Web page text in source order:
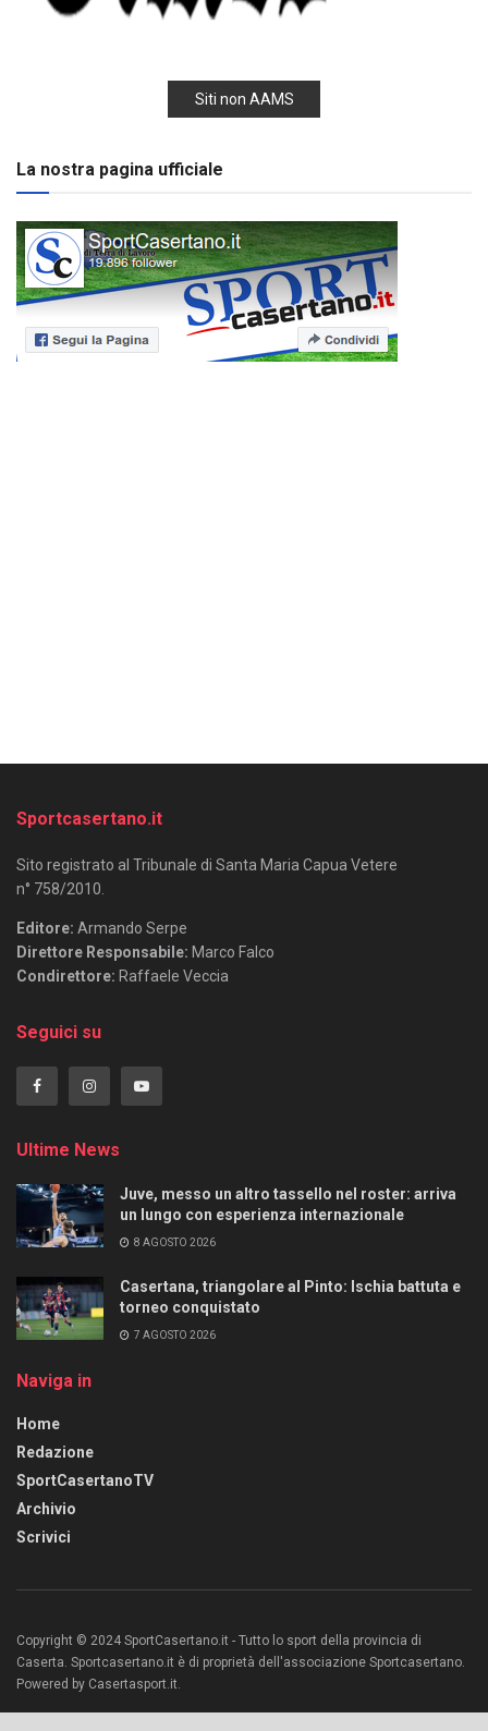
Siti non AAMS
La nostra pagina ufficiale
Sportcasertano.it
Sito registrato al Tribunale di Santa Maria Capua Vetere
n° 758/2010.
Editore: Armando Serpe
Direttore Responsabile: Marco Falco
Condirettore: Raffaele Veccia
Seguici su
Ultime News
Juve, messo un altro tassello nel roster: arriva
un lungo con esperienza internazionale
8 AGOSTO 2026
Casertana, triangolare al Pinto: Ischia battuta e
torneo conquistato
7 AGOSTO 2026
Naviga in
Home
Redazione
SportCasertanoTV
Archivio
Scrivici
Copyright © 2024 SportCasertano.it - Tutto lo sport della provincia di
Caserta. Sportcasertano.it è di proprietà dell'associazione Sportcasertano.
Powered by Casertasport.it.